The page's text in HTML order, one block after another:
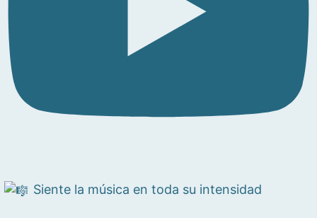
Siente la música en toda su intensidad